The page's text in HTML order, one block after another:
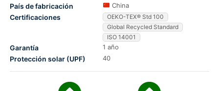
País de fabricación China
Certificaciones
OEKO-TEX® Std 100
Global Recycled Standard
ISO 14001
Garantía 1 año
Protección solar (UPF) 40